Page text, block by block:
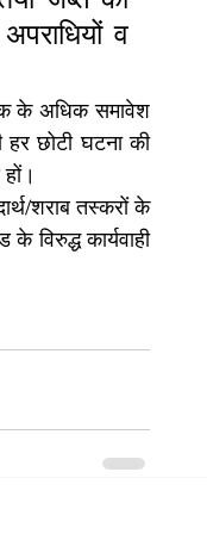
व
के अधिक समावेश
छोटी घटना की
शराब तस्करों के
विरुद्ध कार्यवाही